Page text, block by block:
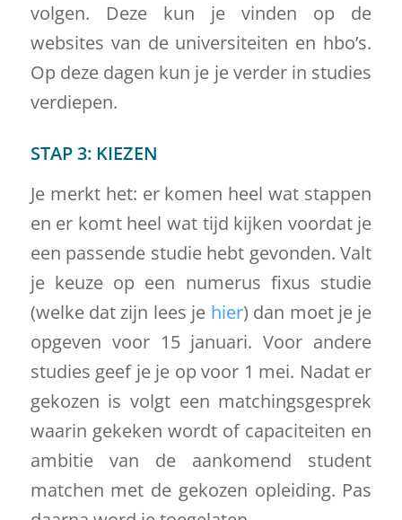
volgen. Deze kun je vinden op de
websites van de universiteiten en hbo’s.
Op deze dagen kun je je verder in studies
verdiepen.
STAP 3: KIEZEN
Je merkt het: er komen heel wat stappen
en er komt heel wat tijd kijken voordat je
een passende studie hebt gevonden. Valt
je keuze op een numerus fixus studie
(welke dat zijn lees je hier) dan moet je je
opgeven voor 15 januari. Voor andere
studies geef je je op voor 1 mei. Nadat er
gekozen is volgt een matchingsgesprek
waarin gekeken wordt of capaciteiten en
ambitie van de aankomend student
matchen met de gekozen opleiding. Pas